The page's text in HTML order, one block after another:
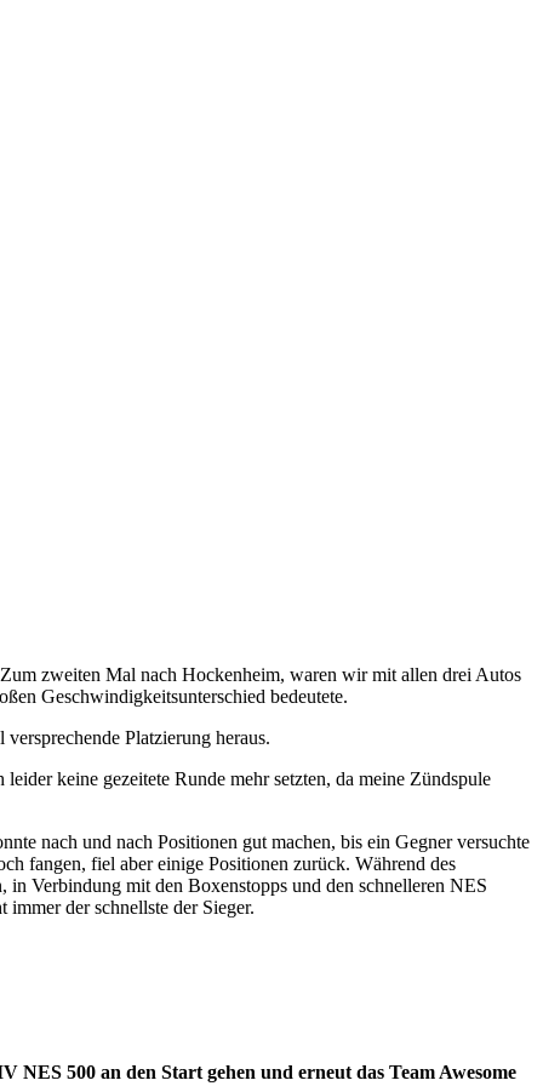
zweiten Mal nach Hockenheim, waren wir mit allen drei Autos
Geschwindigkeitsunterschied bedeutete.
Platzierung heraus.
keine gezeitete Runde mehr setzten, da meine Zündspule
nach und nach Positionen gut machen, bis ein Gegner versuchte
fangen, fiel aber einige Positionen zurück. Während des
Verbindung mit den Boxenstopps und den schnelleren NES
der schnellste der Sieger.
500 an den Start gehen und erneut das Team Awesome